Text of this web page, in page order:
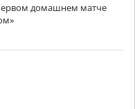
домашнем матче